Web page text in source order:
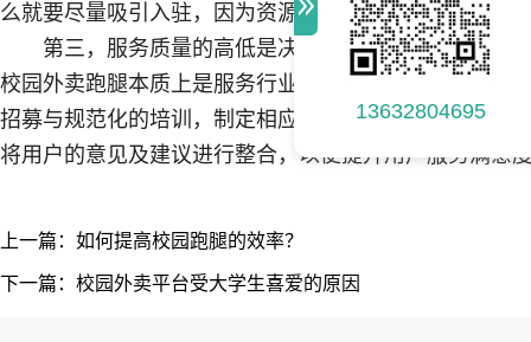
13632804695
么就要尽量吸引入驻，因为资源的稀缺性会导致垄断，
第三，服务质量的高低是决定用户资源的根本因素
校园外卖跑腿本质上是服务行业，好的服务才是根本。
招募与规范化的培训，制定相应的服务标准，才能更好
将用户的意见及建议进行整合，以便提升用户服务满意
上一篇：如何提高校园跑腿的效率？
下一篇：校园外卖平台受大学生喜爱的原因